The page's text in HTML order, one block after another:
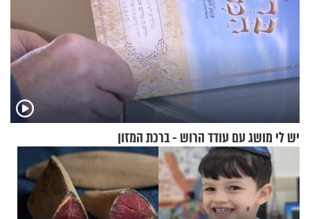
יש לי מושג עם עודד הרוש - ברכת המזון